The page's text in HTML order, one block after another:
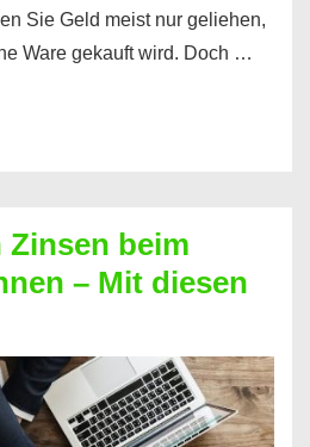
Sie Geld meist nur geliehen,
Ware gekauft wird. Doch …
Zinsen beim
– Mit diesen